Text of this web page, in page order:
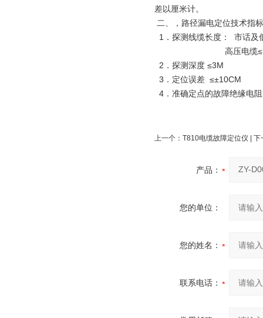
差以厘米计。
二、
，路径漏电定位技术指
1．探测线缆长度： 市话及
高压电缆
2．探测深度 ≤3M
3．定位误差 ≤±10CM
4．准确定点的故障绝缘电
上一个： T810电缆故障定位仪 |
产品：
您的单位：
您的姓名：
联系电话：